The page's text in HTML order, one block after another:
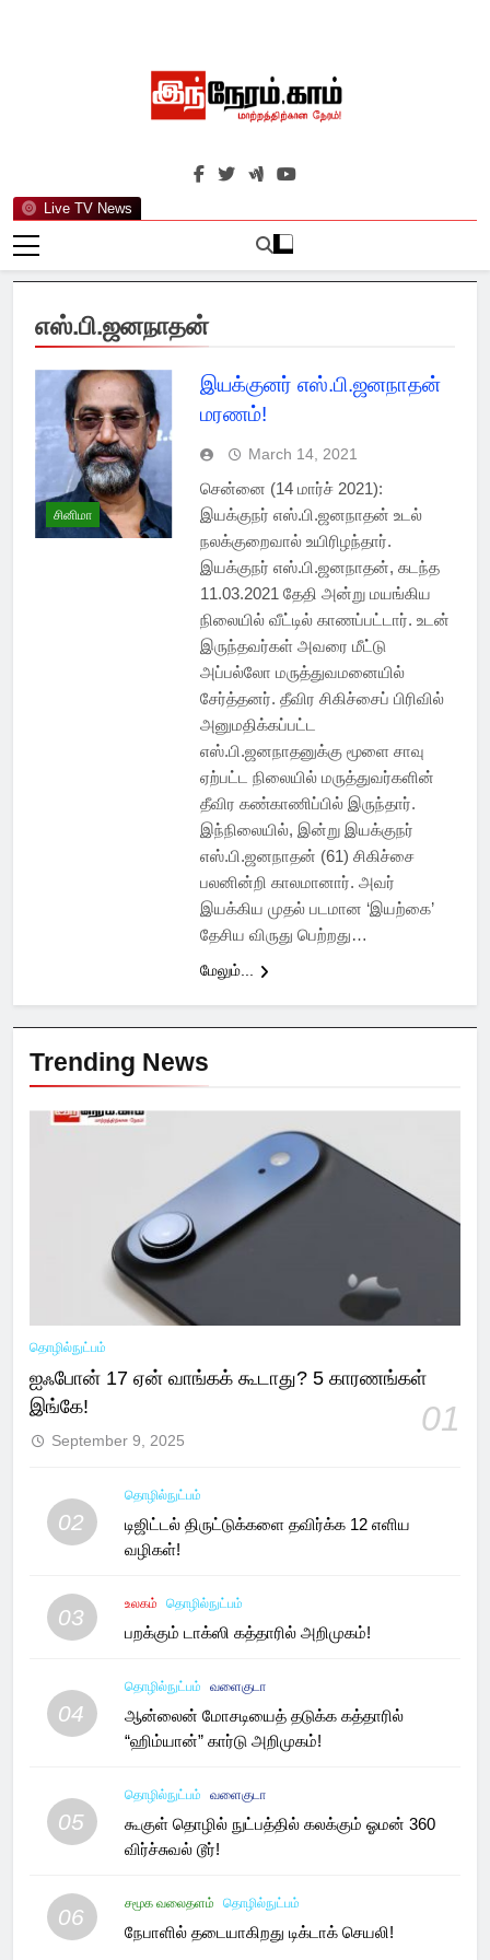
Live TV News
இந்நேரம்.காம்
செய்திகளுக்கு அப்பால்…
எஸ்.பி.ஜனநாதன்
சினிமா
இயக்குனர் எஸ்.பி.ஜனநாதன்
மரணம்!
March 14, 2021
சென்னை (14 மார்ச் 2021):
இயக்குநர் எஸ்.பி.ஜனநாதன் உடல்
நலக்குறைவால் உயிரிழந்தார்.
இயக்குநர் எஸ்.பி.ஜனநாதன், கடந்த
11.03.2021 தேதி அன்று மயங்கிய
நிலையில் வீட்டில் காணப்பட்டார். உடன்
இருந்தவர்கள் அவரை மீட்டு
அப்பல்லோ மருத்துவமனையில்
சேர்த்தனர். தீவிர சிகிச்சைப் பிரிவில்
அனுமதிக்கப்பட்ட
எஸ்.பி.ஜனநாதனுக்கு மூளை சாவு
ஏற்பட்ட நிலையில் மருத்துவர்களின்
தீவிர கண்காணிப்பில் இருந்தார்.
இந்நிலையில், இன்று இயக்குநர்
எஸ்.பி.ஜனநாதன் (61) சிகிச்சை
பலனின்றி காலமானார். அவர்
இயக்கிய முதல் படமான ‘இயற்கை’
தேசிய விருது பெற்றது…
மேலும்...
Trending News
தொழில்நுட்பம்
ஐஃபோன் 17 ஏன் வாங்கக் கூடாது? 5 காரணங்கள்
இங்கே!
01
September 9, 2025
02
தொழில்நுட்பம்
டிஜிட்டல் திருட்டுக்களை தவிர்க்க 12 எளிய
வழிகள்!
03
உலகம் தொழில்நுட்பம்
பறக்கும் டாக்ஸி கத்தாரில் அறிமுகம்!
04
தொழில்நுட்பம் வளைகுடா
ஆன்லைன் மோசடியைத் தடுக்க கத்தாரில்
“ஹிம்யான்” கார்டு அறிமுகம்!
05
தொழில்நுட்பம் வளைகுடா
கூகுள் தொழில் நுட்பத்தில் கலக்கும் ஓமன் 360
விர்ச்சுவல் டூர்!
06
சமூக வலைதளம் தொழில்நுட்பம்
நேபாளில் தடையாகிறது டிக்டாக் செயலி!